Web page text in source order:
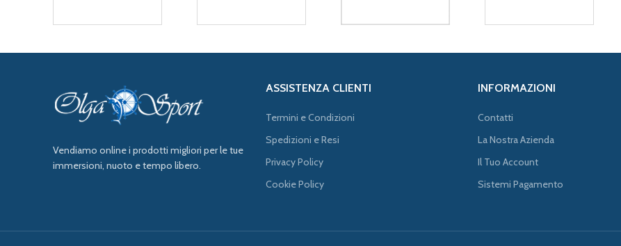
Vendiamo online i prodotti migliori per le tue
immersioni, nuoto e tempo libero.
ASSISTENZA CLIENTI
Termini e Condizioni
Spedizioni e Resi
Privacy Policy
Cookie Policy
INFORMAZIONI
Contatti
La Nostra Azienda
Il Tuo Account
Sistemi Pagamento